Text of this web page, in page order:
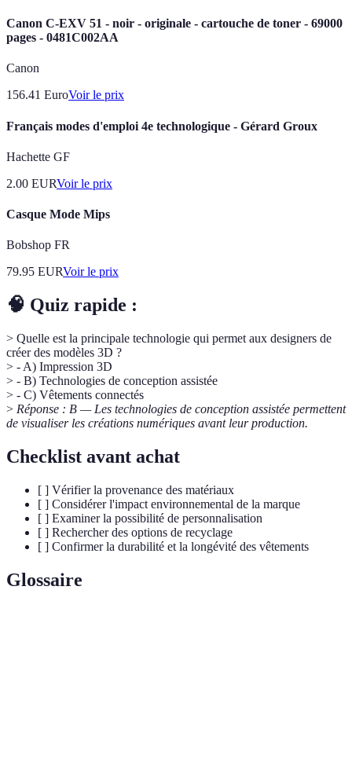
Canon C-EXV 51 - noir - originale - cartouche de toner - 69000
pages - 0481C002AA
Canon
156.41 EuroVoir le prix
Français modes d'emploi 4e technologique - Gérard Groux
Hachette GF
2.00 EURVoir le prix
Casque Mode Mips
Bobshop FR
79.95 EURVoir le prix
🧠 Quiz rapide :
> Quelle est la principale technologie qui permet aux designers de
créer des modèles 3D ?
> - A) Impression 3D
> - B) Technologies de conception assistée
> - C) Vêtements connectés
> Réponse : B — Les technologies de conception assistée permettent
de visualiser les créations numériques avant leur production.
Checklist avant achat
[ ] Vérifier la provenance des matériaux
[ ] Considérer l'impact environnemental de la marque
[ ] Examiner la possibilité de personnalisation
[ ] Rechercher des options de recyclage
[ ] Confirmer la durabilité et la longévité des vêtements
Glossaire